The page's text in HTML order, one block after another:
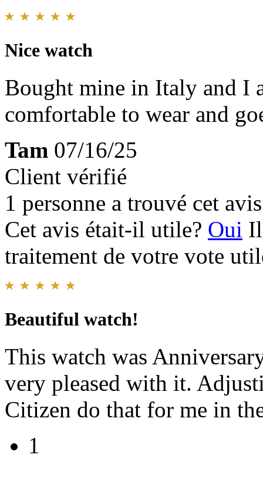
Nice watch
Bought mine in Italy and I
comfortable to wear and
Tam 07/16/25
Client vérifié
1 personne a trouvé cet
Cet avis était-il utile? Oui
traitement de votre vote
Beautiful watch!
This watch was
very pleased with it.
Citizen do that for me in
1